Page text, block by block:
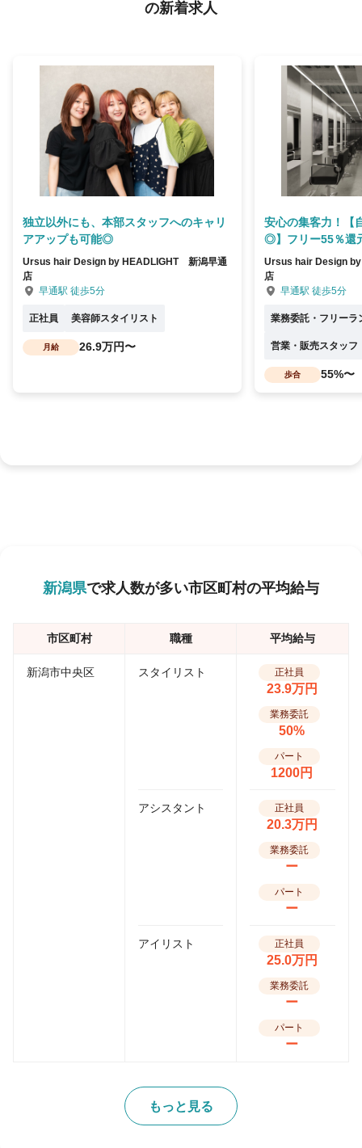
の新着求人
独立以外にも、本部スタッフへのキャリ
アアップも可能◎
Ursus hair Design by HEADLIGHT 新潟早通
店
早通駅 徒歩5分
正社員 美容師スタイリスト
月給 26.9万円〜
安心の集客力！【
◎】フリー55％還
Ursus hair Design
店
早通駅 徒歩5分
業務委託・フリーラ
営業・販売スタッフ
歩合 55%〜
新潟県で求人数が多い市区町村の平均給与
市区町村 職種 平均給与
新潟市中央区 スタイリスト 正社員
23.9万円
業務委託
50%
パート
1200円
アシスタント 正社員
20.3万円
業務委託
ー
パート
ー
アイリスト 正社員
25.0万円
業務委託
ー
パート
ー
もっと見る